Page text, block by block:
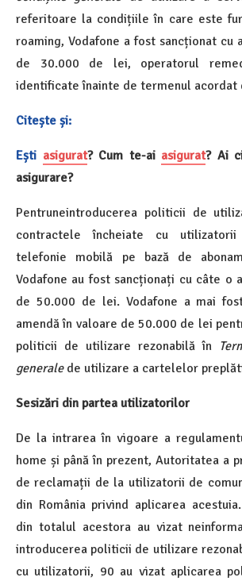
referitoare la condițiile în care este
roaming, Vodafone a fost sancționat cu
de 30.000 de lei, operatorul
identificate înainte de termenul acordat
Citește și:
Ești asigurat? Cum te-ai asigurat? Ai
asigurare?
Pentruneintroducerea politicii de
contractele încheiate cu
telefonie mobilă pe bază de
Vodafone au fost sancționați cu câte o
de 50.000 de lei. Vodafone a mai
amendă în valoare de 50.000 de lei
politicii de utilizare rezonabilă în
generalede utilizare a cartelelor
Sesizări din partea utilizatorilor
De la intrarea în vigoare a
home și până în prezent, Autoritatea a
de reclamații de la utilizatorii de
din România privind aplicarea
din totalul acestora au vizat
introducerea politicii de utilizare
cu utilizatorii, 90 au vizat aplicarea